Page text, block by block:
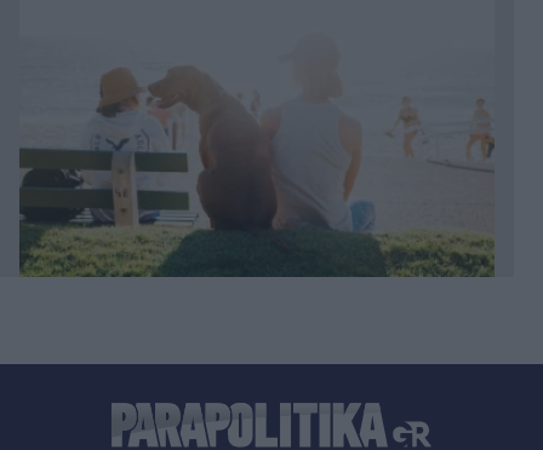
το κόμμα Καρυστιανού με τη μαφία